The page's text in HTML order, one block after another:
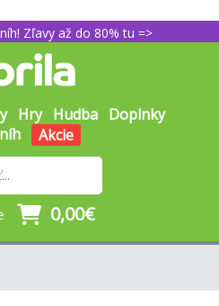
Zľavy až do 80% tu =>
Hry Hudba Doplnky
Akcie
0,00€